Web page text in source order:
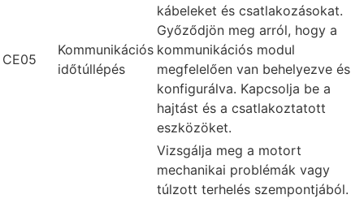
CE05
Kommunikációs
időtúllépés
kábeleket és csatlakozásokat.
Győződjön meg arról, hogy a
kommunikációs modul
megfelelően van behelyezve és
konfigurálva. Kapcsolja be a
hajtást és a csatlakoztatott
eszközöket.
Vizsgálja meg a motort
mechanikai problémák vagy
túlzott terhelés szempontjából.